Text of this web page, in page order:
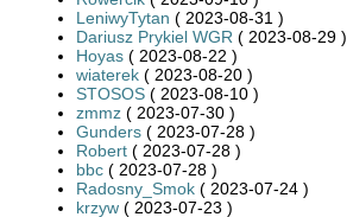
LeniwyTytan ( 2023-08-31 )
Dariusz Prykiel WGR ( 2023-08-29 )
Hoyas ( 2023-08-22 )
wiaterek ( 2023-08-20 )
STOSOS ( 2023-08-10 )
zmmz ( 2023-07-30 )
Gunders ( 2023-07-28 )
Robert ( 2023-07-28 )
bbc ( 2023-07-28 )
Radosny_Smok ( 2023-07-24 )
krzyw ( 2023-07-23 )